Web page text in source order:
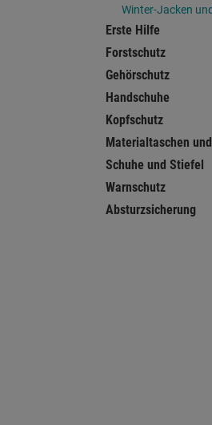
Winter-Jacken
Erste Hilfe
Forstschutz
Gehörschutz
Handschuhe
Kopfschutz
Materialtaschen
Schuhe und Stiefel
Warnschutz
Absturzsicherung